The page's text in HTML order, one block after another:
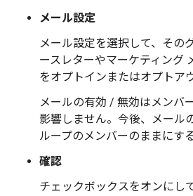
メール設定
メール設定を選択して、その
ースレターやマーケティング
をオプトインまたはオプトア
メールの有効 / 無効はメンバ
影響しません。今後、メール
ループのメンバーのままにす
確認
チェックボックスをオンにし